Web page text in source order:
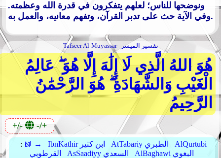
ونوضحها للناس؛ لعلهم يتفكرون في قدرة الله وعظمته.
وفي الآية حث على تدبر القرآن، وتفهم معانيه، والعمل به.
Tafseer Al-Muyassar تفسير الميسر
هُوَ اللهُ الَّذِي لَا إِلَٰهَ إِلَّا هُوَ ۖ عَالِمُ
الْغَيْبِ وَالشَّهَادَةِ ۖ هُوَ الرَّحْمَٰنُ
الرَّحِيمُ
+/- -/+
: 📗 → IbnKathir ابن كثير AtTabariy الطبري
AlQurtubi
القرطوبي
AsSaadiyy السعدي
AlBaghawi البغوي